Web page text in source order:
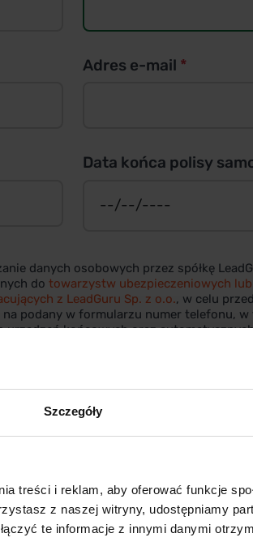
Szczegóły
treści i reklam, aby oferować funkcje
z naszej witryny, udostępniamy
te informacje z innymi danymi
Adres e-mail *
Data końca polisy
danych osobowych przez spółkę
dotowarzystw ubezpieczeniowych
z LeadGuru Sp. z o.o., w celu
podany w formularzu numer telefonu, w
urządzeń końcowych oraz